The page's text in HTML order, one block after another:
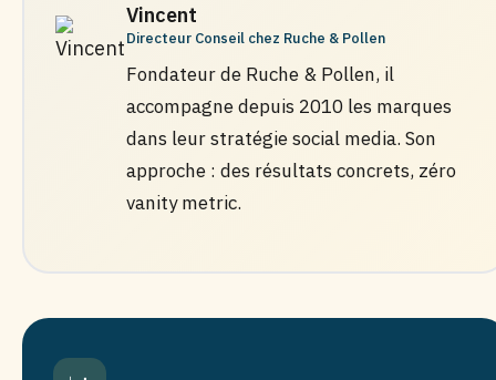
Vincent
Directeur Conseil chez Ruche & Pollen
Fondateur de Ruche & Pollen, il
accompagne depuis 2010 les marques
dans leur stratégie social media. Son
approche : des résultats concrets, zéro
vanity metric.